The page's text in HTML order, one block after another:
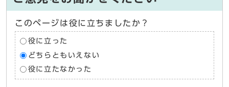
このページは役に立ちましたか？
役に立った
どちらともいえない
役に立たなかった